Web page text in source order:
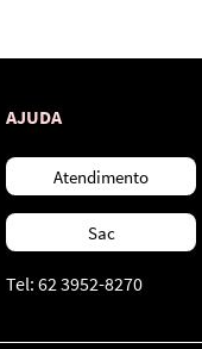
AJUDA
Atendimento
Sac
Tel: 62 3952-8270